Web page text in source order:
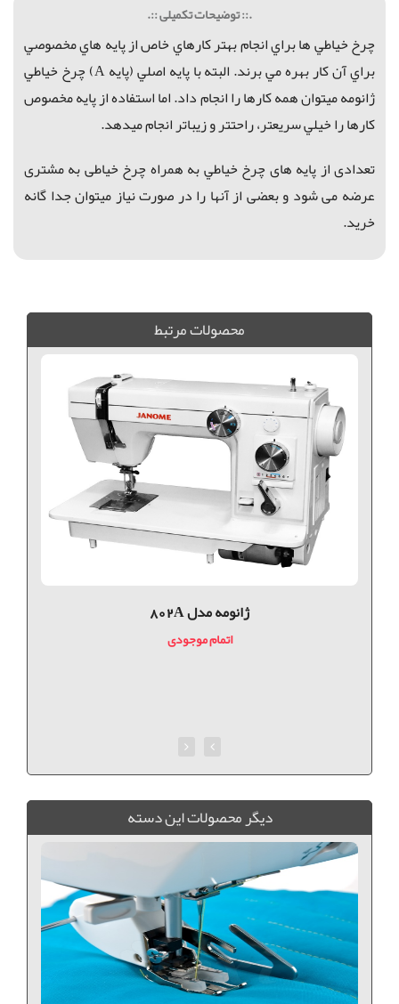
.:: توضیحات تکمیلی ::.
چرخ خياطي ها براي انجام بهتر كارهاي خاص از پايه هاي مخصوصي
براي آن كار بهره مي برند. البته باپایه اصلي (پايه A)
چرخ خياطي
ژانومه ميتوانهمه کارها را انجام داد. اما استفاده از پايه مخصوص
كارها را خيلي سريعتر، راحتتر و زيباتر انجام ميدهد.
تعدادی ازپایه های چرخ خياطي به همراه چرخ خیاطی به مشتری
عرضه می شود و بعضی از آنها را در صورت نیاز میتوان جدا گانه
خرید.
محصولات مرتبط
ژانومه مدل 802A
اتمام موجودی
ديگر محصولات اين دسته